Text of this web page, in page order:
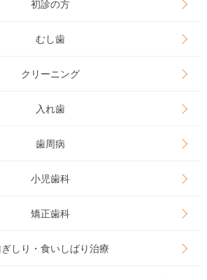
初診の方
むし歯
クリーニング
入れ歯
歯周病
小児歯科
矯正歯科
しり・食いしばり治療